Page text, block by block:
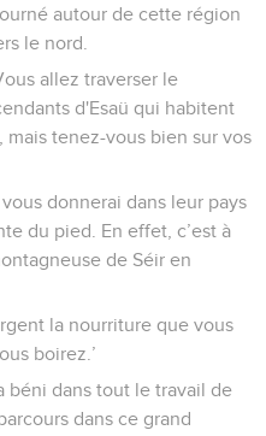
autour de cette région
le nord.
allez traverser le
d'Esaü qui habitent
mais tenez-vous bien sur vos
donnerai dans leur pays
du pied. En effet, c’est à
de Séir en
la nourriture que vous
boirez.’
béni dans tout le travail de
dans ce grand